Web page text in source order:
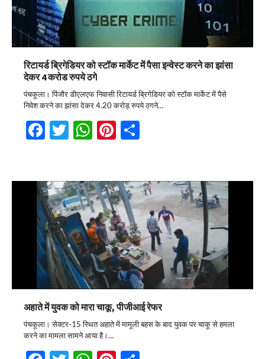
रिटायर्ड ब्रिगेडियर को स्टॉक मार्केट में पैसा इन्वेस्ट करने का झांसा
देकर 4 करोड रुपये ठगे
पंचकूला। पिंजौर डीएलएफ निवासी रिटायर्ड ब्रिगेडियर को स्टॉक मार्केट में पैसे
निवेश करने का झांसा देकर 4.20 करोड़ रुपये ठगने…
Facebook
Twitter
WhatsApp
Pinterest
अहाते में युवक को मारा चाकू, पीजीआई रेफर
पंचकूला। सेक्टर-15 स्थित अहाते में मामूली बहस के बाद युवक पर चाकू से हमला
करने का मामला सामने आया है।…